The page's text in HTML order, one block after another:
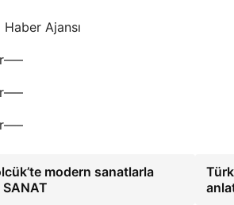
Ajansı
modern sanatlarla
Türk